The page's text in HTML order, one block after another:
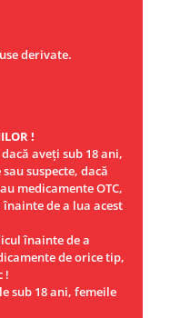
derivate.
!
aveţi sub 18 ani,
suspecte, dacă
medicamente OTC,
de a lua acest
înainte de a
de orice tip,
!
sub 18 ani, femeile